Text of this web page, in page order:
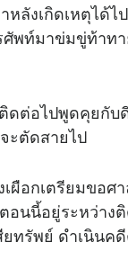
หลังเกิดเหตุได้
พท์มาข่มขู่ท้าท
ดต่อไปพูดคุยกับ
ะตัดสายไป
ผือกเตรียมขอ
อนนี้อยู่ระหว่าง
ทรัพย์ ดำเนินค